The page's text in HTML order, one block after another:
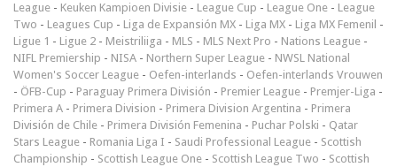
League - Keuken Kampioen Divisie - League Cup - League One - League
Two - Leagues Cup - Liga de Expansión MX - Liga MX - Liga MX Femenil -
Ligue 1 - Ligue 2 - Meistriliiga - MLS - MLS Next Pro - Nations League -
NIFL Premiership - NISA - Northern Super League - NWSL National
Women's Soccer League - Oefen-interlands - Oefen-interlands Vrouwen
- ÖFB-Cup - Paraguay Primera División - Premier League - Premjer-Liga -
Primera A - Primera Division - Primera Division Argentina - Primera
División de Chile - Primera División Femenina - Puchar Polski - Qatar
Stars League - Romania Liga I - Saudi Professional League - Scottish
Championship - Scottish League One - Scottish League Two - Scottish